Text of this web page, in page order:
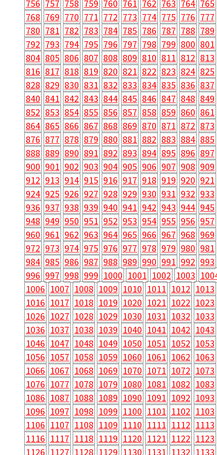
756 757 758 759 760 761 762 763 764 765
768 769 770 771 772 773 774 775 776 777
780 781 782 783 784 785 786 787 788 789
792 793 794 795 796 797 798 799 800 801
804 805 806 807 808 809 810 811 812 813
816 817 818 819 820 821 822 823 824 825
828 829 830 831 832 833 834 835 836 837
840 841 842 843 844 845 846 847 848 849
852 853 854 855 856 857 858 859 860 861
864 865 866 867 868 869 870 871 872 873
876 877 878 879 880 881 882 883 884 885
888 889 890 891 892 893 894 895 896 897
900 901 902 903 904 905 906 907 908 909
912 913 914 915 916 917 918 919 920 921
924 925 926 927 928 929 930 931 932 933
936 937 938 939 940 941 942 943 944 945
948 949 950 951 952 953 954 955 956 957
960 961 962 963 964 965 966 967 968 969
972 973 974 975 976 977 978 979 980 981
984 985 986 987 988 989 990 991 992 993
996 997 998 999 1000 1001 1002 1003
1006 1007 1008 1009 1010 1011 1012 1013
1016 1017 1018 1019 1020 1021 1022 1023
1026 1027 1028 1029 1030 1031 1032 1033
1036 1037 1038 1039 1040 1041 1042 1043
1046 1047 1048 1049 1050 1051 1052 1053
1056 1057 1058 1059 1060 1061 1062 1063
1066 1067 1068 1069 1070 1071 1072 1073
1076 1077 1078 1079 1080 1081 1082 1083
1086 1087 1088 1089 1090 1091 1092 1093
1096 1097 1098 1099 1100 1101 1102 1103
1106 1107 1108 1109 1110 1111 1112 1113
1116 1117 1118 1119 1120 1121 1122 1123
1126 1127 1128 1129 1130 1131 1132 1133